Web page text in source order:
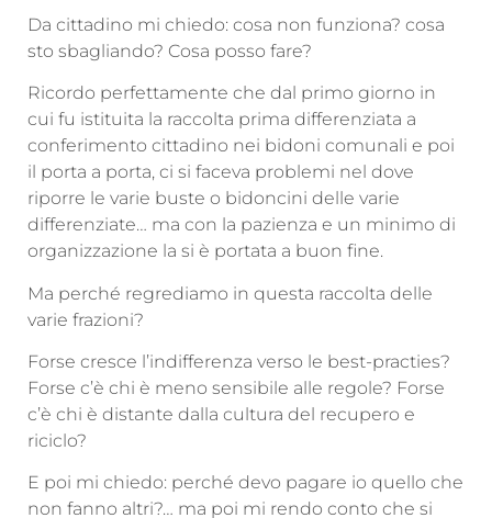
Da cittadino mi chiedo: cosa non funziona? cosa
sto sbagliando? Cosa posso fare?
Ricordo perfettamente che dal primo giorno in
cui fu istituita la raccolta prima differenziata a
conferimento cittadino nei bidoni comunali e poi
il porta a porta, ci si faceva problemi nel dove
riporre le varie buste o bidoncini delle varie
differenziate… ma con la pazienza e un minimo di
organizzazione la si è portata a buon fine.
Ma perché regrediamo in questa raccolta delle
varie frazioni?
Forse cresce l’indifferenza verso le best-practies?
Forse c’è chi è meno sensibile alle regole? Forse
c’è chi è distante dalla cultura del recupero e
riciclo?
E poi mi chiedo: perché devo pagare io quello che
non fanno altri?… ma poi mi rendo conto che si